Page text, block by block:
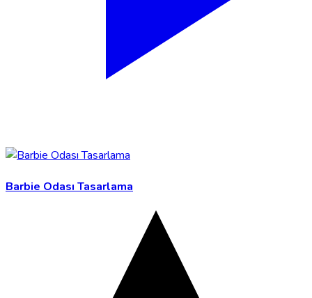
Barbie Odası Tasarlama